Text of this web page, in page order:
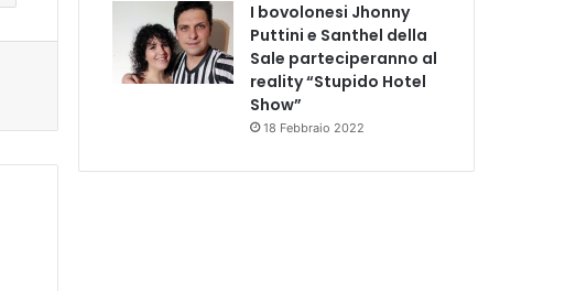
I bovolonesi Jhonny
Puttini e Santhel della
Sale parteciperanno al
reality “Stupido Hotel
Show”
18 Febbraio 2022